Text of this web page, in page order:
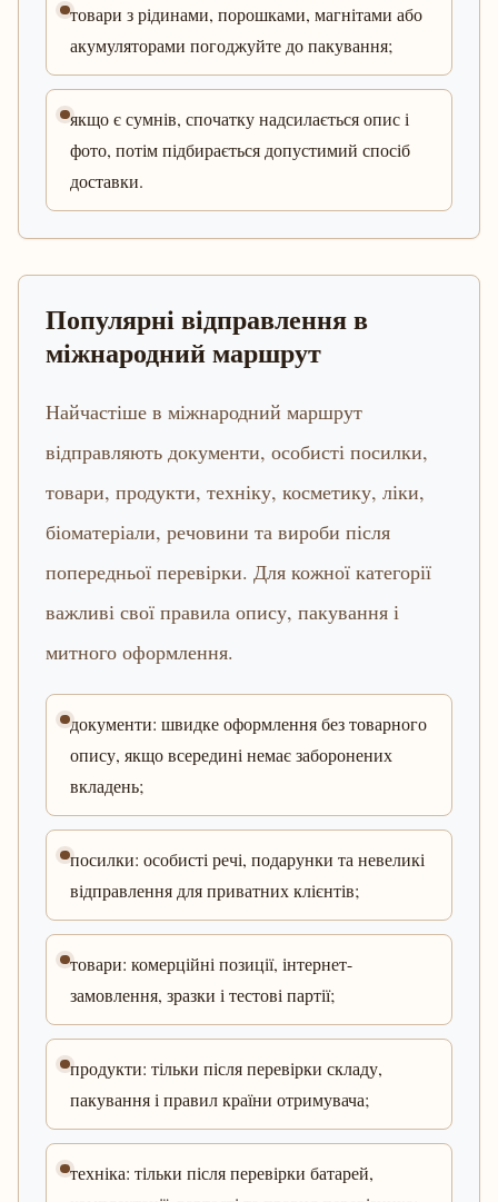
товари з рідинами, порошками, магнітами або
акумуляторами погоджуйте до пакування;
якщо є сумнів, спочатку надсилається опис і
фото, потім підбирається допустимий спосіб
доставки.
Популярні відправлення в
міжнародний маршрут
Найчастіше в міжнародний маршрут
відправляють документи, особисті посилки,
товари, продукти, техніку, косметику, ліки,
біоматеріали, речовини та вироби після
попередньої перевірки. Для кожної категорії
важливі свої правила опису, пакування і
митного оформлення.
документи: швидке оформлення без товарного
опису, якщо всередині немає заборонених
вкладень;
посилки: особисті речі, подарунки та невеликі
відправлення для приватних клієнтів;
товари: комерційні позиції, інтернет-
замовлення, зразки і тестові партії;
продукти: тільки після перевірки складу,
пакування і правил країни отримувача;
техніка: тільки після перевірки батарей,